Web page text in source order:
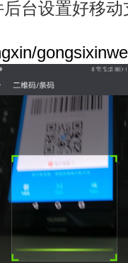
台设置好移